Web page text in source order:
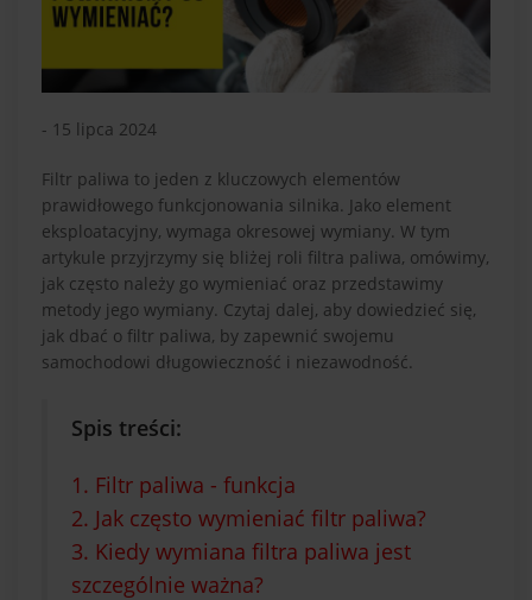
- 15 lipca 2024
Filtr paliwa to jeden z kluczowych elementów
prawidłowego funkcjonowania silnika. Jako element
eksploatacyjny, wymaga okresowej wymiany. W tym
artykule przyjrzymy się bliżej roli filtra paliwa, omówimy,
jak często należy go wymieniać oraz przedstawimy
metody jego wymiany. Czytaj dalej, aby dowiedzieć się,
jak dbać o filtr paliwa, by zapewnić swojemu
samochodowi długowieczność i niezawodność.
Spis treści:
1. Filtr paliwa - funkcja
2. Jak często wymieniać filtr paliwa?
3. Kiedy wymiana filtra paliwa jest
szczególnie ważna?